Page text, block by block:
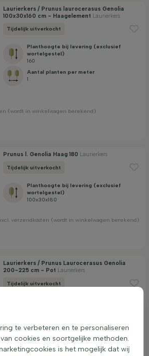
Laurierkers / Prunus laurocerasus Genolia
100x30x160 cm - Haagelement Laurierkers
Tijdelijk uitverkocht
Planthoogte bij levering (exclusief
wortelgestel)
160
Aantal planten per meter
1
(wordt in winkelwagen berekend)
Prunus l. Genolia Haag 180 Laurierkers
Tijdelijk uitverkocht
Planthoogte bij levering (exclusief
wortelgestel)
100x30x180
verzendkosten (wordt in winkelwagen berekend)
Laurierkers / Prunus Laurocerasus Genolia
200-225 cm - Pot Laurierkers
Tijdelijk uitverkocht
Aantal planten per meter
te verbeteren en te personaliseren
cookies en soortgelijke methoden.
is het mogelijk dat wij